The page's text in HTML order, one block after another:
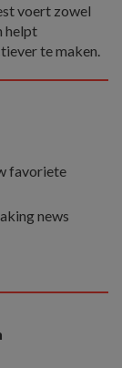
voert zowel
helpt
te maken.
favoriete
news